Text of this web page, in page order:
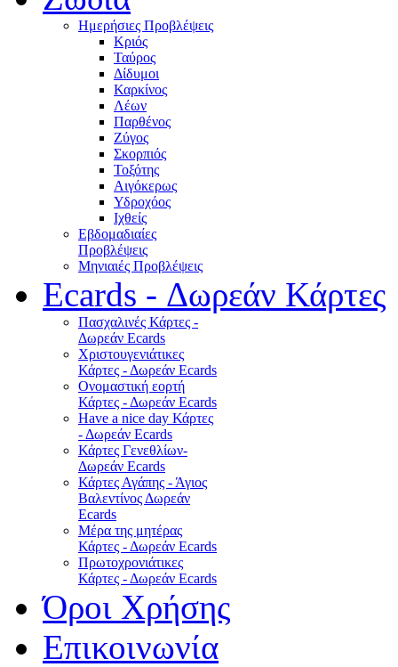
Ημερήσιες Προβλέψεις
Κριός
Ταύρος
Δίδυμοι
Καρκίνος
Λέων
Παρθένος
Ζύγος
Σκορπιός
Τοξότης
Αιγόκερως
Υδροχόος
Ιχθείς
Εβδομαδιαίες
Προβλέψεις
Μηνιαιές Προβλέψεις
Ecards - Δωρεάν Κάρτες
Πασχαλινές Κάρτες -
Δωρεάν Ecards
Χριστουγενιάτικες
Κάρτες - Δωρεάν Ecards
Ονομαστική εορτή
Κάρτες - Δωρεάν Ecards
Have a nice day Κάρτες
- Δωρεάν Ecards
Κάρτες Γενεθλίων-
Δωρεάν Ecards
Κάρτες Αγάπης - Άγιος
Βαλεντίνος Δωρεάν
Ecards
Μέρα της μητέρας
Κάρτες - Δωρεάν Ecards
Πρωτοχρονιάτικες
Κάρτες - Δωρεάν Ecards
Όροι Χρήσης
Επικοινωνία